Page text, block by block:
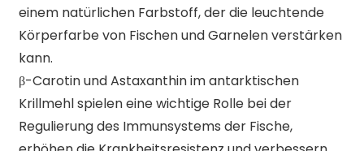
einem natürlichen Farbstoff, der die leuchtende
Körperfarbe von Fischen und Garnelen verstärken
kann.
β-Carotin und Astaxanthin im antarktischen
Krillmehl spielen eine wichtige Rolle bei der
Regulierung des Immunsystems der Fische,